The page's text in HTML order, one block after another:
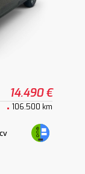
14.490 €
106.500 km